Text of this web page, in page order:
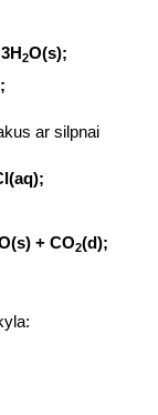
2O(s);
ar silpnai
aq);
+ CO2(d);